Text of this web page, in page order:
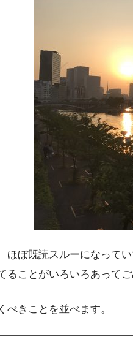
ほぼ既読スルーになって
ることがいろいろあって
きことを並べます。